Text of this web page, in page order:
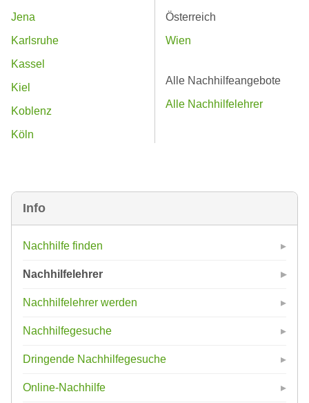
Info
Nachhilfe finden
Nachhilfelehrer
Nachhilfelehrer werden
Nachhilfegesuche
Dringende Nachhilfegesuche
Online-Nachhilfe
Jena
Karlsruhe
Kassel
Kiel
Koblenz
Köln
Österreich
Wien
Alle Nachhilfeangebote
Alle Nachhilfelehrer